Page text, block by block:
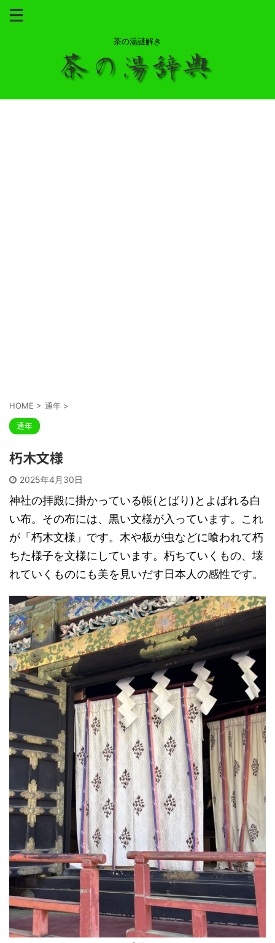
茶の湯謎解き
HOME > 通年 >
通年
朽木文様
2025年4月30日
神社の拝殿に掛かっている帳(とばり)とよばれる白
い布。その布には、黒い文様が入っています。これ
が「朽木文様」です。木や板が虫などに喰われて朽
ちた様子を文様にしています。朽ちていくもの、壊
れていくものにも美を見いだす日本人の感性です。